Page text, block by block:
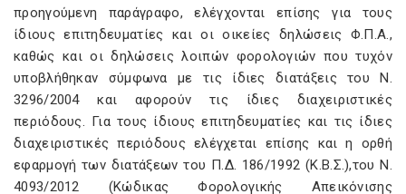
προηγούμενη παράγραφο, ελέγχονται επίσης για τους
ίδιους επιτηδευματίες και οι οικείες δηλώσεις Φ.Π.Α.,
καθώς και οι δηλώσεις λοιπών φορολογιών που τυχόν
υποβλήθηκαν σύμφωνα με τις ίδιες διατάξεις του Ν.
3296/2004 και αφορούν τις ίδιες διαχειριστικές
περιόδους. Για τους ίδιους επιτηδευματίες και τις ίδιες
διαχειριστικές περιόδους ελέγχεται επίσης και η ορθή
εφαρμογή των διατάξεων του Π.Δ. 186/1992 (Κ.Β.Σ.),του Ν.
4093/2012 (Κώδικας Φορολογικής Απεικόνισης